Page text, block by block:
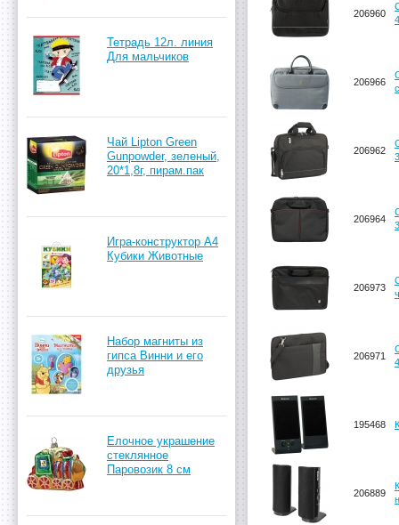
206960
206966
206962
206964
206973
206971
195468
206889
Тетрадь 12л. линия
Для мальчиков
Чай Lipton Green
Gunpowder, зеленый,
20*1,8г, пирам.пак
Игра-конструктор А4
Кубики Животные
Набор магниты из
гипса Винни и его
друзья
Елочное украшение
стеклянное
Паровозик 8 см